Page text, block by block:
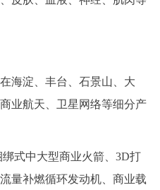
淀、丰台、石景山、大
业航天、卫星网络等细分产
式中大型商业火箭、3D打
量补燃循环发动机、商业载